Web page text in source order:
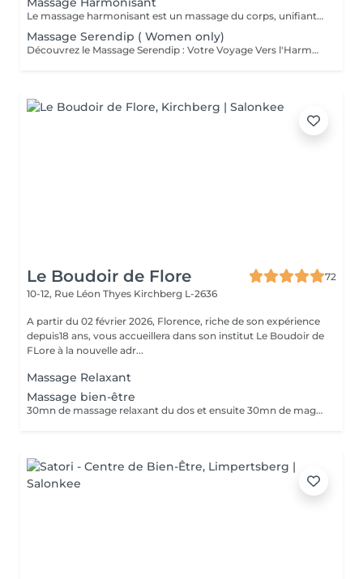
Le massage harmonisant est un massage du corps, unifiant et enveloppant qui détend chaque muscle de votre corps et apaise les angoisses. Accompagné par une musique douce , le massage harmonisant permet d'entrer dans un état de profonde relaxation. ll permet, par des gestes simples, de réunifier le corps et l'esprit , ce massage utilise de longs effleurages doux, enveloppants et relaxants. Les manoeuvres s'enchaînent et s'intensifient pour soulager des tensions plus profondes. Il est recommandé pour des personnes stressés et particulièrement recommandé pour détendre les tensions musculaires. Ce massage accélère le flux sanguin et lymphatique, élimine les toxines, apaise les angoisses. Il agit sur le corps dans son ensemble, englobant les pieds, les jambes, le dos, les épaules, la nuque, le cuir chevelu et le visage.
Massage Serendip ( Women only)
Découvrez le Massage Serendip : Votre Voyage Vers l'Harmonie Intérieure Le Massage Serendip est une innovation en bien-être, combinant la fluidité du massage harmonisant avec la profondeur bienveillante du massage Ré-Conciliant. Conçu pour équilibrer le corps et l'esprit, ce massage personnalisé vous invite à un lâcher-prise complet, dans un espace où chaque toucher est une promesse de paix. Caractéristiques Clés : Harmonie et Équilibre : Fusion idéale pour libérer les tensions et restaurer l'équilibre énergétique. Lâcher-prise : Mouvements fluides encourageant une détente profonde, mentale et physique. Écoute et Personnalisation : Séances adaptées à vos besoins pour une expérience unique et transformatrice. Bienveillance : Un parcours de bien-être guidé par la douceur et l'acceptation de soi. Le Massage Serendip est plus qu'un soin, c'est une invitation à reconnecter avec votre essence, dans un cadre sécurisant et professionnel. Préparez-vous à une expérience de sérénité, où chaque geste est un pas vers votre harmonie intérieure.
Le Boudoir de Flore
72
10-12, Rue Léon Thyes Kirchberg L-2636
A partir du 02 février 2026, Florence, riche de son expérience
depuis18 ans, vous accueillera dans son institut Le Boudoir de
FLore à la nouvelle adr...
Massage Relaxant
Massage bien-être
30mn de massage relaxant du dos et ensuite 30mn de magnétisme cranien.